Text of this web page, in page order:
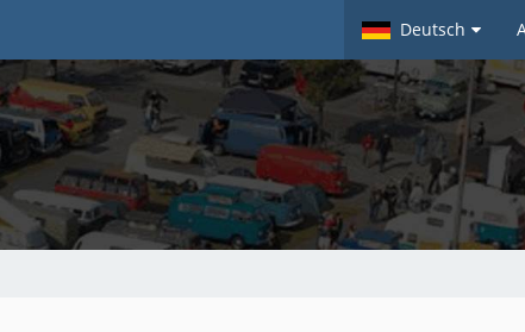
Deutsch